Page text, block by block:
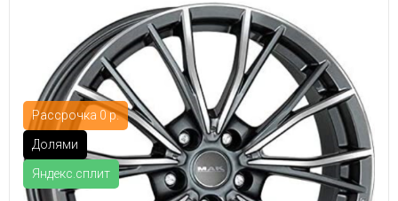
Рассрочка 0 р.
Долями
Яндекс.сплит